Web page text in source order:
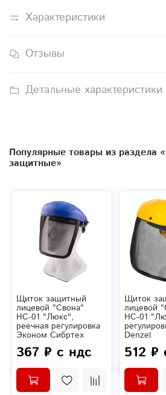
Характеристики
Отзывы
Детальные характеристики
Популярные товары из раздела
защитные»
Щиток защитный
лицевой "Свона"
НС-01 "Люкс",
реечная регулировка
Эконом Сибртех
367 ₽ с ндс
Щиток
лицевой
НС-01
Denzel
512 ₽